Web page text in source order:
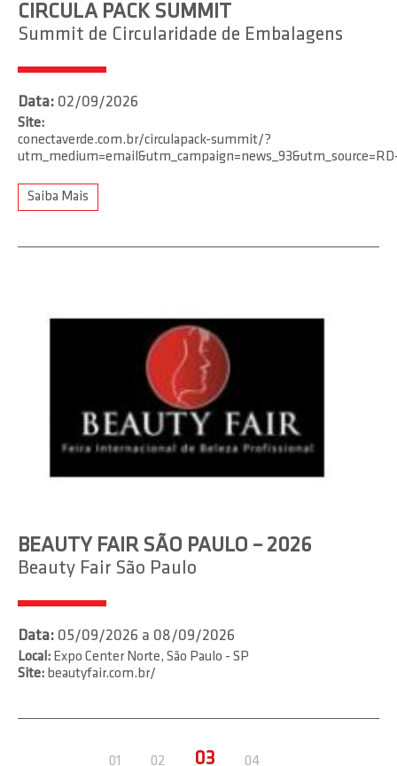
CIRCULA PACK SUMMIT
Summit de Circularidade de Embalagens
Data: 02/09/2026
Site:
conectaverde.com.br/circulapack-summit/?
Saiba Mais
BEAUTY FAIR SÃO PAULO – 2026
Beauty Fair São Paulo
Data: 05/09/2026 a 08/09/2026
Local: Expo Center Norte, São Paulo - SP
Site: beautyfair.com.br/
01 02 03 04